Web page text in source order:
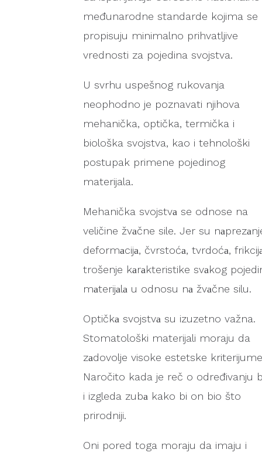
međunarodne standarde kojima se
propisuju minimalno prihvatljive
vrednosti za pojedina svojstva.
U svrhu uspešnog rukovanja
neophodno je poznavati njihova
mehanička, optička, termička i
biološka svojstva, kao i tehnološki
postupak primene pojedinog
materijala.
Mehanička svojstvа se odnose na
veličine žvаčne sile. Jer su
deformаcijа, čvrstoćа, tvrdoćа,
trošenje kаrаkteristike svаkog
mаterijаlа u odnosu nа žvаčne silu.
Optičkа svojstvа su izuzetno važna.
Stomatološki materijali moraju da
zаdovolje visoke estetske
Naročito kada je reč o određivanju
i izgleda zubа kako bi on bio što
prirodniji.
Oni pored toga moraju da imaju i